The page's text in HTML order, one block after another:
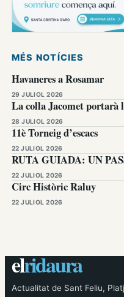
MÉS NOTÍCIES
Havaneres a Rosamar
29 JULIOL 2026
La colla Jacomet portarà
28 JULIOL 2026
11è Torneig d’escacs
22 JULIOL 2026
RUTA GUIADA: UN
22 JULIOL 2026
Circ Històric Raluy
22 JULIOL 2026
elridaura
Actualitat de Sant Feliu,